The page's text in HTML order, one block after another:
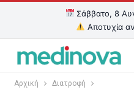
Σάββατο, 8
Αποτυχία
Αρχική Διατροφή